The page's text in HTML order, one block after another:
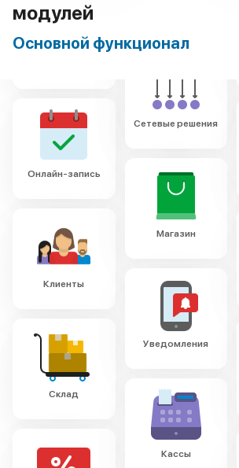
модулей
Основной функционал
Онлайн-запись
Клиенты
Склад
Сетевые решения
Магазин
Уведомления
Кассы